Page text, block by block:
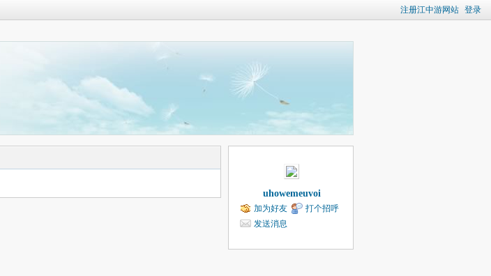
注册江中游网站 登录
uhowemeuvoi
加为好友
打个招呼
发送消息